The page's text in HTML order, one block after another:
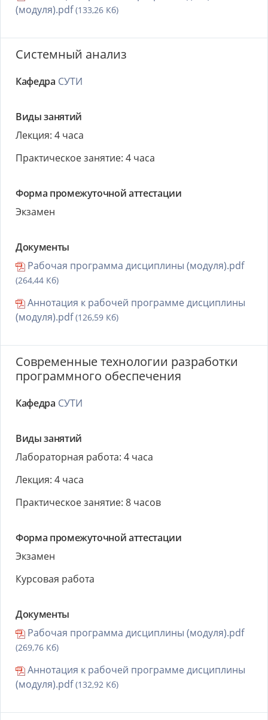
(модуля).pdf(133,26 Кб)
Системный анализ
Кафедра СУТИ
Виды занятий
Лекция: 4 часа
Практическое занятие: 4 часа
Форма промежуточной аттестации
Экзамен
Документы
Рабочая программа дисциплины (модуля).pdf
(264,44 Кб)
Аннотация к рабочей программе дисциплины
(модуля).pdf(126,59 Кб)
Современные технологии разработки
программного обеспечения
Кафедра СУТИ
Виды занятий
Лабораторная работа: 4 часа
Лекция: 4 часа
Практическое занятие: 8 часов
Форма промежуточной аттестации
Экзамен
Курсовая работа
Документы
Рабочая программа дисциплины (модуля).pdf
(269,76 Кб)
Аннотация к рабочей программе дисциплины
(модуля).pdf(132,92 Кб)